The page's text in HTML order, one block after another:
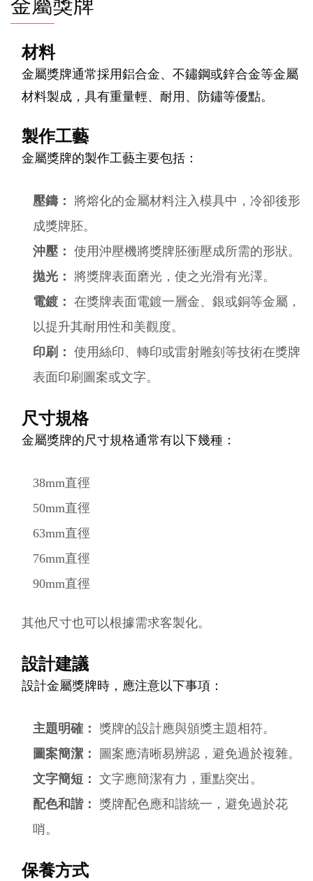
金屬獎牌
材料
金屬獎牌通常採用鋁合金、不鏽鋼或鋅合金等金屬
材料製成，具有重量輕、耐用、防鏽等優點。
製作工藝
金屬獎牌的製作工藝主要包括：
壓鑄：
將熔化的金屬材料注入模具中，冷卻後形
成獎牌胚。
沖壓： 使用沖壓機將獎牌胚衝壓成所需的形狀。
拋光：
將獎牌表面磨光，使之光滑有光澤。
電鍍： 在獎牌表面電鍍一層金、銀或銅等金屬，
以提升其耐用性和美觀度。
印刷： 使用絲印、轉印或雷射雕刻等技術在獎牌
表面印刷圖案或文字。
尺寸規格
金屬獎牌的尺寸規格通常有以下幾種：
38mm直徑
50mm直徑
63mm直徑
76mm直徑
90mm直徑
其他尺寸也可以根據需求客製化。
設計建議
設計金屬獎牌時，應注意以下事項：
主題明確：
獎牌的設計應與頒獎主題相符。
圖案簡潔：
圖案應清晰易辨認，避免過於複雜。
文字簡短： 文字應簡潔有力，重點突出。
配色和諧：
獎牌配色應和諧統一，避免過於花
哨。
保養方式